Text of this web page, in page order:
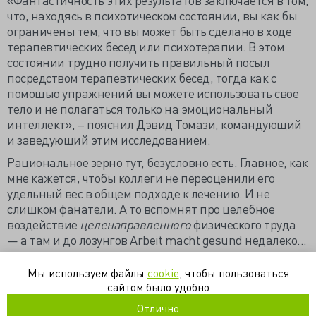
что, находясь в психотическом состоянии, вы как бы
ограничены тем, что вы может быть сделано в ходе
терапевтических бесед или психотерапии. В этом
состоянии трудно получить правильный посыл
посредством терапевтических бесед, тогда как с
помощью упражнений вы можете использовать свое
тело и не полагаться только на эмоциональный
интеллект», – пояснил Дэвид Томази, командующий
и заведующий этим исследованием.
Рациональное зерно тут, безусловно есть. Главное, как
мне кажется, чтобы коллеги не переоценили его
удельный вес в общем подходе к лечению. И не
слишком фанатели. А то вспомнят про целебное
воздействие целенаправленногофизического труда
— а там и до лозунгов Arbeit macht gesund недалеко...
психиатрия
Мы используем файлы cookie , чтобы пользоваться
сайтом было удобно
Отлично